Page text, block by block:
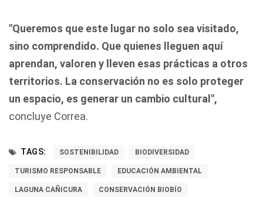
"Queremos que este lugar no solo sea visitado,
sino comprendido. Que quienes lleguen aquí
aprendan, valoren y lleven esas prácticas a otros
territorios. La conservación no es solo proteger
un espacio, es generar un cambio cultural",
concluye Correa.
TAGS: SOSTENIBILIDAD BIODIVERSIDAD
TURISMO RESPONSABLE EDUCACIÓN AMBIENTAL
LAGUNA CAÑICURA CONSERVACIÓN BIOBÍO